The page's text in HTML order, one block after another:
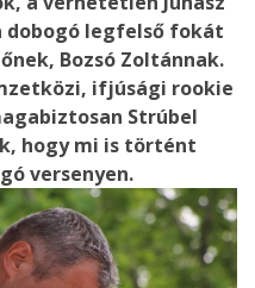
dobogó legfelső fokát
Bozsó Zoltánnak.
ifjúsági rookie
Strúbel
hogy mi is történt
versenyen.